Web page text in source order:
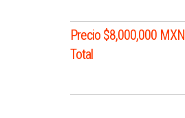
Precio $8,000,000 MXN
Total